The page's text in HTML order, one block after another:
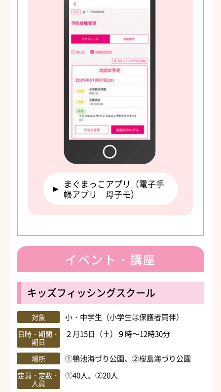
まぐまっこアプリ（電子手
帳アプリ 母子モ）
イベント・講座
キッズフィッシングスクール
対象 小・中学生（小学生は保護者同伴）
日時・期間・
期日
２月15日（土）９時～12時30分
場所 ①鴨池海づり公園、②桜島海づり公園
定員・定数・
人員
①40人、②20人